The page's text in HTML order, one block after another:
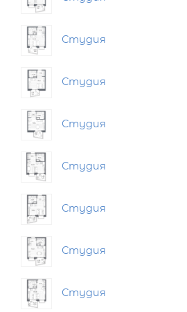
Студия
Студия
Студия
Студия
Студия
Студия
Студия